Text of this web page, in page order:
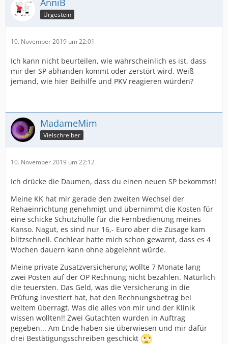
AnniB
Urgestein
10. November 2019 um 22:01
Ich kann nicht beurteilen, wie wahrscheinlich es ist, dass
mir der SP abhanden kommt oder zerstört wird. Weiß
jemand, wie hier Beihilfe und PKV reagieren würden?
MadameMim
Vielschreiber
10. November 2019 um 22:12
Ich drücke die Daumen, dass du einen neuen SP bekommst!
Meine KK hat mir gerade den zweiten Wechsel der
Rehaeinrichtung genehmigt und übernimmt die Kosten für
eine schicke Schutzhülle für die Fernbedienung meines
Kanso. Nagut, es sind nur 16,- Euro aber die Zusage kam
blitzschnell. Cochlear hatte mich schon gewarnt, dass es 4
Wochen dauern kann ohne abgelehnt würde.
Meine private Zusatzversicherung wollte 7 Monate lang
zwei Posten auf der OP Rechnung nicht bezahlen. Natürlich
die teuersten. Das Geld, was die Versicherung in die
Prüfung investiert hat, hat den Rechnungsbetrag bei
weitem überragt. Was die alles von mir und der Klinik
wissen wollten!! Zwei Gutachten wurden in Auftrag
gegeben... Am Ende haben sie überwiesen und mir dafür
drei Bestätigungsschreiben geschickt